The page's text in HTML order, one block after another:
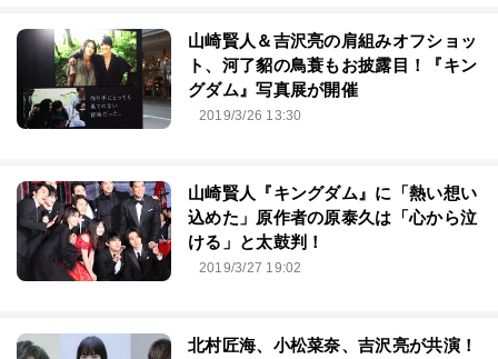
山崎賢人＆吉沢亮の肩組みオフショッ
ト、河了貂の鳥蓑もお披露目！『キン
グダム』写真展が開催
2019/3/26 13:30
山崎賢人『キングダム』に「熱い想い
込めた」原作者の原泰久は「心から泣
ける」と太鼓判！
2019/3/27 19:02
北村匠海、小松菜奈、吉沢亮が共演！